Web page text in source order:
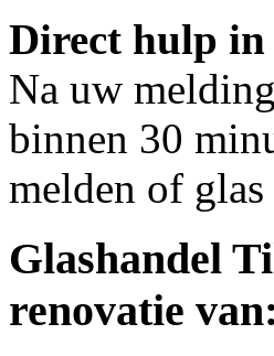
Direct hulp
Na uw
binnen 30
melden of
Glashandel
renovatie van: